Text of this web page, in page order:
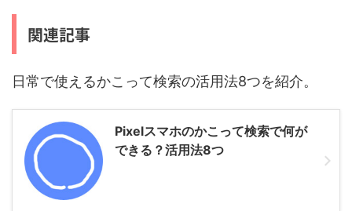
関連記事
日常で使えるかこって検索の活用法8つを紹介。
Pixelスマホのかこって検索で何が
できる？活用法8つ